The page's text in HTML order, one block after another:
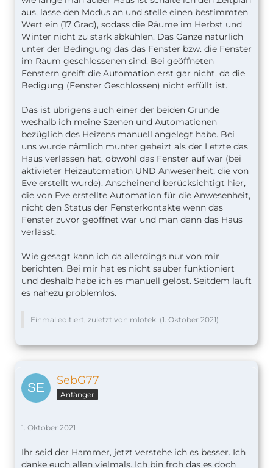
aus, lasse den Modus an und stelle einen bestimmten
Wert ein (17 Grad), sodass die Räume im Herbst und
Winter nicht zu stark abkühlen. Das Ganze natürlich
unter der Bedingung das das Fenster bzw. die Fenster
im Raum geschlossenen sind. Bei geöffneten
Fenstern greift die Automation erst gar nicht, da die
Bedigung (Fenster Geschlossen) nicht erfüllt ist.
Das ist übrigens auch einer der beiden Gründe
weshalb ich meine Szenen und Automationen
bezüglich des Heizens manuell angelegt habe. Bei
uns wurde nämlich munter geheizt als der Letzte das
Haus verlassen hat, obwohl das Fenster auf war (bei
aktivieter Heizautomation UND Anwesenheit, die von
Eve erstellt wurde). Anscheinend berücksichtigt hier,
die von Eve erstellte Automation für die Anwesenheit,
nicht den Status der Fensterkontakte wenn das
Fenster zuvor geöffnet war und man dann das Haus
verlässt.
Wie gesagt kann ich da allerdings nur von mir
berichten. Bei mir hat es nicht sauber funktioniert
und deshalb habe ich es manuell gelöst. Seitdem läuft
es nahezu problemlos.
Einmal editiert, zuletzt von mlotek. (1. Oktober 2021)
SebG77
Anfänger
1. Oktober 2021
Ihr seid der Hammer, jetzt verstehe ich es besser. Ich
danke euch allen vielmals. Ich bin froh das es doch